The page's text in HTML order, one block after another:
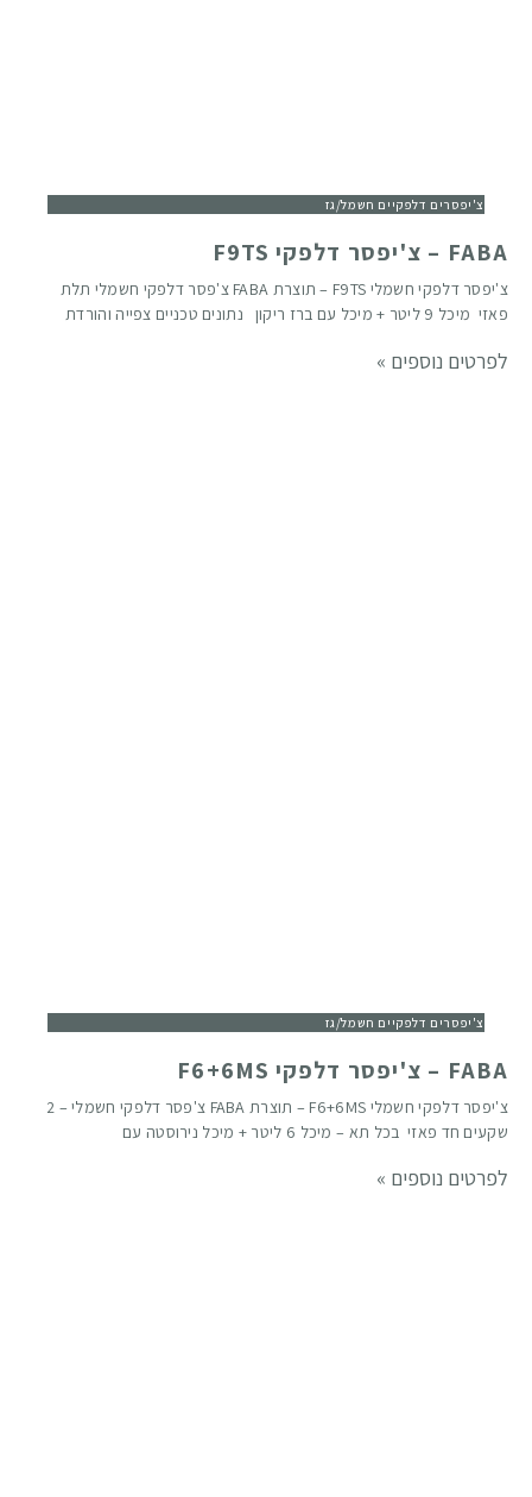
צ'יפסרים דלפקיים חשמל/גז
FABA – צ'יפסר דלפקי F9TS
צ'יפסר דלפקי חשמלי F9TS – תוצרת FABA צ'פסר דלפקי חשמלי תלת
פאזי מיכל 9 ליטר + מיכל עם ברז ריקון נתונים טכניים צפייה והורדת
לפרטים נוספים »
צ'יפסרים דלפקיים חשמל/גז
FABA – צ'יפסר דלפקי F6+6MS
צ'יפסר דלפקי חשמלי F6+6MS – תוצרת FABA צ'פסר דלפקי חשמלי – 2
שקעים חד פאזי בכל תא – מיכל 6 ליטר + מיכל נירוסטה עם
לפרטים נוספים »